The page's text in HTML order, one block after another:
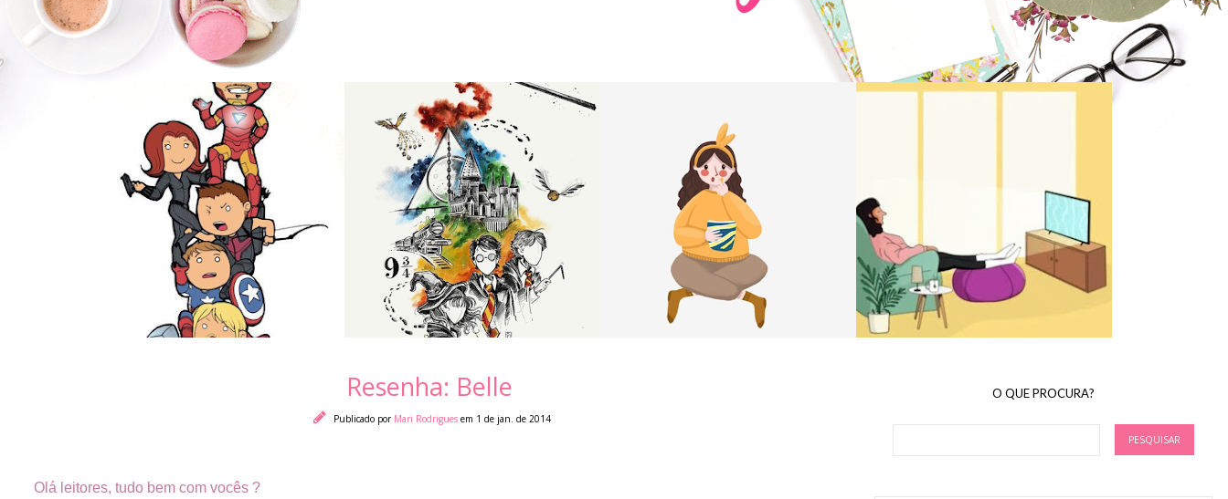
Resenha: Belle
Publicado por Mari Rodrigues em 1 de jan. de 2014
Olá leitores, tudo bem com vocês ?
O QUE PROCURA?